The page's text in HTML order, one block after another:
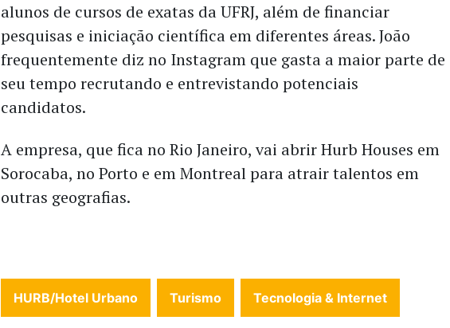
alunos de cursos de exatas da UFRJ, além de financiar
pesquisas e iniciação científica em diferentes áreas. João
frequentemente diz no Instagram que gasta a maior parte de
seu tempo recrutando e entrevistando potenciais
candidatos.
A empresa, que fica no Rio Janeiro, vai abrir Hurb Houses em
Sorocaba, no Porto e em Montreal para atrair talentos em
outras geografias.
HURB/Hotel Urbano Turismo Tecnologia & Internet